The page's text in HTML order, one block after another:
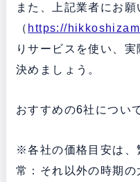
また、上記業者にお
（ https://
りサービスを使い、
決めましょう。
おすすめの6社につい
※各社の価格目安は、
常：それ以外の時期の